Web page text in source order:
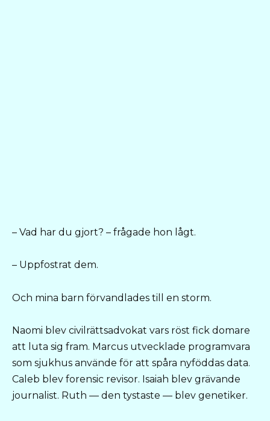
– Vad har du gjort? – frågade hon lågt.
– Uppfostrat dem.
Och mina barn förvandlades till en storm.
Naomi blev civilrättsadvokat vars röst fick domare
att luta sig fram. Marcus utvecklade programvara
som sjukhus använde för att spåra nyföddas data.
Caleb blev forensic revisor. Isaiah blev grävande
journalist. Ruth — den tystaste — blev genetiker.